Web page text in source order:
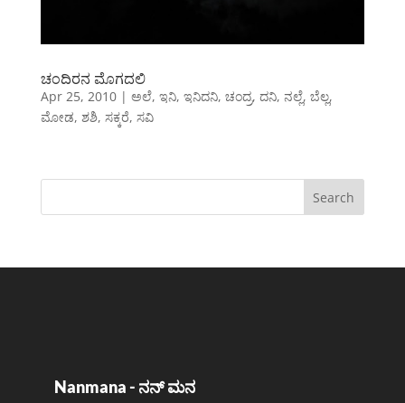
ಚಂದಿರನ ಮೊಗದಲಿ
Apr 25, 2010| ಅಲೆ, ಇನಿ, ಇನಿದನಿ, ಚಂದ್ರ, ದನಿ, ನಲ್ಲೆ, ಬೆಲ್ಲ,
ಮೋಡ, ಶಶಿ, ಸಕ್ಕರೆ, ಸವಿ
Nanmana - ನನ್ ಮನ